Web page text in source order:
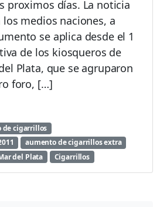
u
e
n
t
o
a
r
r
i
proximos días. La noticia
medios naciones, a
se aplica desde el 1
de los kiosqueros de
Plata, que se agruparon
foro, […]
de cigarrillos
aumento de cigarrillos extra
del Plata
Cigarrillos